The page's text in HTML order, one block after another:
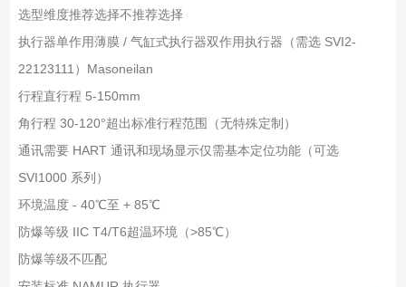
选型维度推荐选择不推荐选择
执行器单作用薄膜 / 气缸式执行器双作用执行器（需选 SVI2-
22123111）Masoneilan
行程直行程 5-150mm
角行程 30-120°超出标准行程范围（无特殊定制）
通讯需要 HART 通讯和现场显示仅需基本定位功能（可选
SVI1000 系列）
环境温度 - 40℃至 + 85℃
防爆等级 IIC T4/T6超温环境（>85℃）
防爆等级不匹配